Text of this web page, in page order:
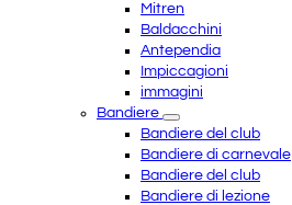
Mitren
Baldacchini
Antependia
Impiccagioni
immagini
Bandiere
Bandiere del club
Bandiere di carnevale
Bandiere del club
Bandiere di lezione